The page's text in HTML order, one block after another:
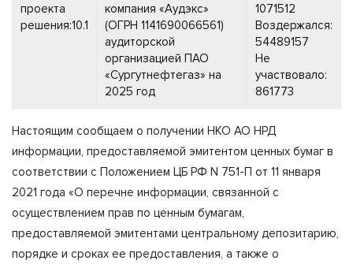
проекта
решения:10.1
компания «Аудэкс»
(ОГРН 1141690066561)
аудиторской
организацией ПАО
«Сургутнефтегаз» на
2025 год
1071512
Воздержался:
54489157
Не
участвовало:
861773
Настоящим сообщаем о получении НКО АО НРД
информации, предоставляемой эмитентом ценных бумаг в
соответствии с Положением ЦБ РФ N 751-П от 11 января
2021 года «О перечне информации, связанной с
осуществлением прав по ценным бумагам,
предоставляемой эмитентами центральному депозитарию,
порядке и сроках ее предоставления, а также о